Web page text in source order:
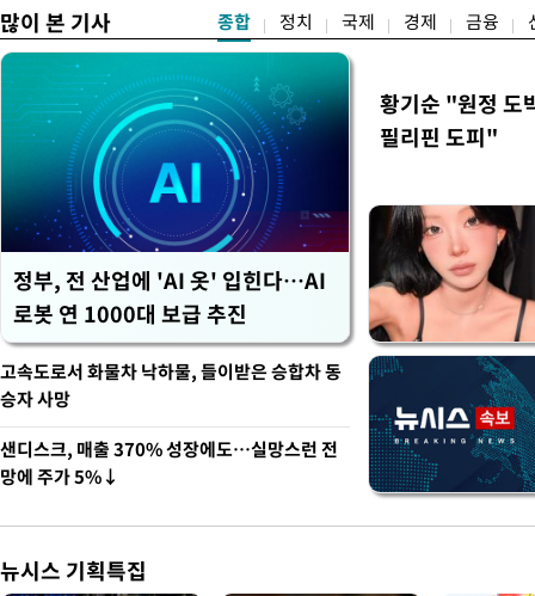
택
많이 본 기사 종합 정치 국제 경제 금융
정부, 전 산업에 'AI 옷' 입힌다…AI
로봇 연 1000대 보급 추진
황기순 "원정 도
필리핀 도피"
고속도로서 화물차 낙하물, 들이받은 승합차 동
승자 사망
샌디스크, 매출 370% 성장에도…실망스런 전
망에 주가 5%↓
뉴시스 기획특집